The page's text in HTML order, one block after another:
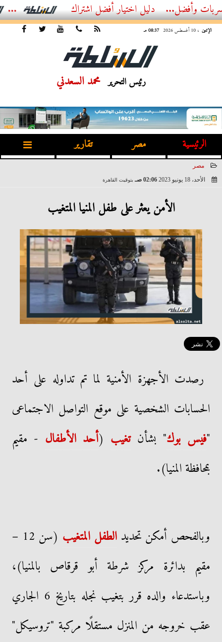
الدليل الشامل لاختيار حلول العزل وكشف التسربات مع شركة بناء...
الإثنين ، 10 أغسطس 2026 08:37 مـ
رئيس التحرير محمد السعدني
الرئيسية مصر تقارير
مصر
الأحد، 18 يونيو 2023
02:06 صـ بتوقيت القاهرة
الأمن يعثر على طفل المنيا المتغيب
رصدت الأجهزة الأمنية لما تم تداوله على أحد
الحسابات الشخصية على موقع التواصل الاجتماعى
"فيس بوك" بشأنتغيب (أحد الأطفال - مقيم
بمحافظة المنيا).
وبالفحص أمكن تحديدالطفل المتغيب
(سن 12 –
مقيم بدائرة مركز شرطة أبو قرقاص بالمنيا)،
وباستدعاء والده قرر بتغيب نجله بتاريخ 6 الجاري
عقب خروجه من المنزل مستقلًا مركبة "تروسيكل"